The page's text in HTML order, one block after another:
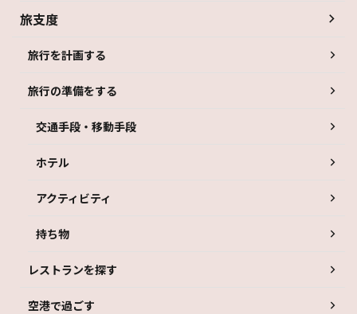
旅支度
旅行を計画する
旅行の準備をする
交通手段・移動手段
ホテル
アクティビティ
持ち物
レストランを探す
空港で過ごす